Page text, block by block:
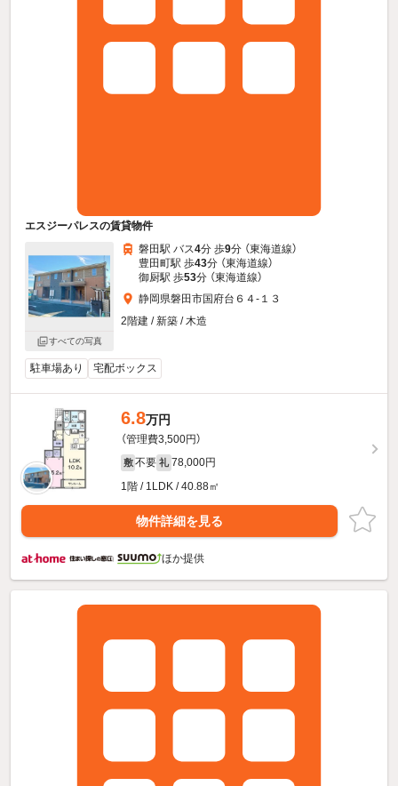
エスジーパレスの賃貸物件
すべての写真
磐田駅 バス4分 歩9分 （東海道線）
豊田町駅 歩43分 （東海道線）
御厨駅 歩53分 （東海道線）
静岡県磐田市国府台６４-１３
2階建 / 新築 / 木造
駐車場あり 宅配ボックス
6.8万円
（管理費3,500円）
敷 不要 礼 78,000円
1階 / 1LDK / 40.88㎡
物件詳細を見る
ほか提供